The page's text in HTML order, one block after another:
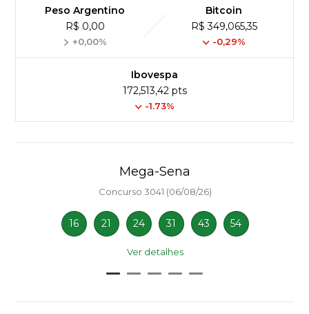
Peso Argentino
R$ 0,00
+0,00%
Bitcoin
R$ 349,065,35
-0,29%
Ibovespa
172,513,42 pts
-1.73%
Mega-Sena
Concurso 3041 (06/08/26)
16 21 24 31 43 54
Ver detalhes